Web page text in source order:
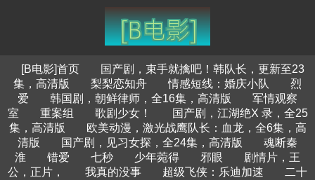
[B电影]首页
国产剧，束手就擒吧！韩队长，更新至23
集，高清版
梨梨恋知舟 情感短线：婚庆小队
烈
爱
韩国剧，朝鲜律师，全16集，高清版
军情观察
室
重案组 歌剧少女！
国产剧，江湖绝X 录，全25
集，高清版
欧美动漫，激光战鹰队长：血龙，全6集，高
清版
国产剧，见习女探，全24集，高清版
魂断秦
淮
错爱 七秒 少年菀得 邪眼
剧情片，王
公，正片，
我真的没事 超级飞侠：乐迪加速
二十